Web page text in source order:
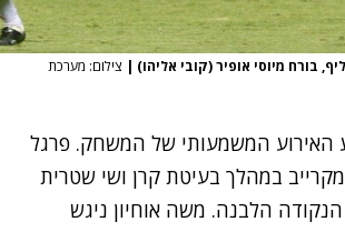
בורח מיוסי אופיר (קובי אליהו) | צילום: מערכת
ה-95 הגיע האירוע המשמעותי של המשחק. פרגל
במהלך בעיטת קרן ושי שטרית
הלבנה. משה אוחיון ניגש